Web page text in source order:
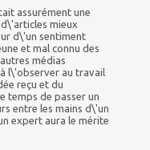
assurément une
mieux
d\'un sentiment
et mal connu des
médias
l\'observer au travail
reçu et du
temps de passer un
entre les mains d\'un
expert aura le mérite